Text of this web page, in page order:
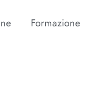
Formazione